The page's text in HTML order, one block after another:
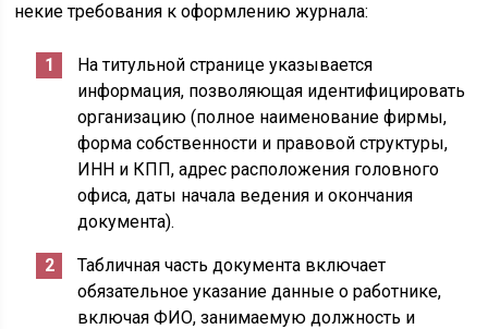
некие требования к оформлению журнала:
На титульной странице указывается
информация, позволяющая идентифицировать
организацию (полное наименование фирмы,
форма собственности и правовой структуры,
ИНН и КПП, адрес расположения головного
офиса, даты начала ведения и окончания
документа).
Табличная часть документа включает
обязательное указание данные о работнике,
включая ФИО, занимаемую должность и